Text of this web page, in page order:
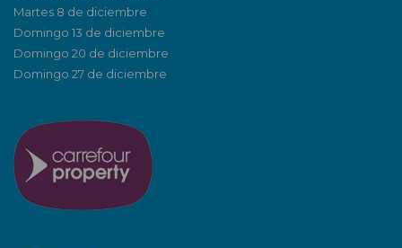
Martes 8 de diciembre
Domingo 13 de diciembre
Domingo 20 de diciembre
Domingo 27 de diciembre